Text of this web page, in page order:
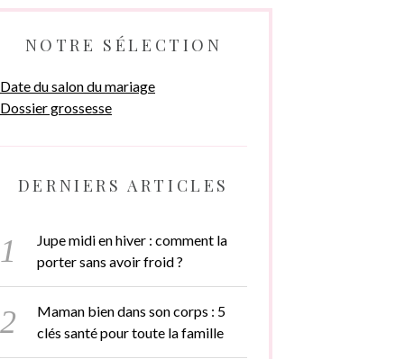
NOTRE SÉLECTION
Date du salon du mariage
Dossier grossesse
DERNIERS ARTICLES
Jupe midi en hiver : comment la
porter sans avoir froid ?
Maman bien dans son corps : 5
clés santé pour toute la famille